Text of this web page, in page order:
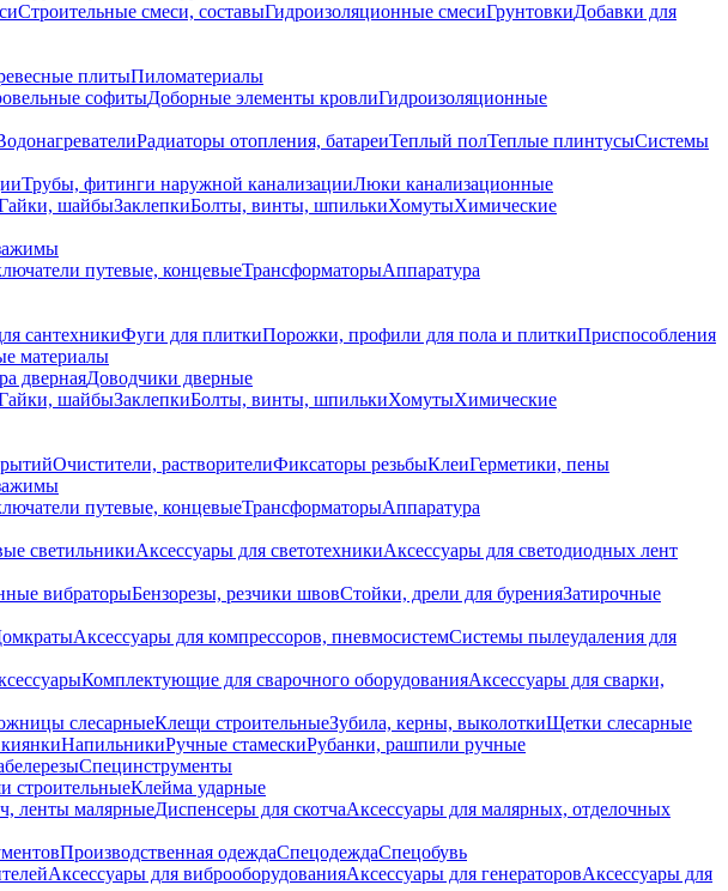
Строительные смеси, составыГидроизоляционные смесиГрунтовкиДобавки для
плитыПиломатериалы
софитыДоборные элементы кровлиГидроизоляционные
Радиаторы отопления, батареиТеплый полТеплые плинтусыСистемы
Трубы, фитинги наружной канализацииЛюки канализационные
шайбыЗаклепкиБолты, винты, шпилькиХомутыХимические
путевые, концевыеТрансформаторыАппаратура
сантехникиФуги для плиткиПорожки, профили для пола и плиткиПриспособления
материалы
двернаяДоводчики дверные
шайбыЗаклепкиБолты, винты, шпилькиХомутыХимические
Очистители, растворителиФиксаторы резьбыКлеиГерметики, пены
путевые, концевыеТрансформаторыАппаратура
светильникиАксессуары для светотехникиАксессуары для светодиодных лент
вибраторыБензорезы, резчики швовСтойки, дрели для буренияЗатирочные
Аксессуары для компрессоров, пневмосистемСистемы пылеудаления для
Комплектующие для сварочного оборудованияАксессуары для сварки,
слесарныеКлещи строительныеЗубила, керны, выколоткиЩетки слесарные
НапильникиРучные стамескиРубанки, рашпили ручные
Специнструменты
строительныеКлейма ударные
ленты малярныеДиспенсеры для скотчаАксессуары для малярных, отделочных
Производственная одеждаСпецодеждаСпецобувь
Аксессуары для виброоборудованияАксессуары для генераторовАксессуары для